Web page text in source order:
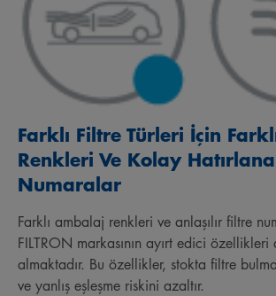
Farklı Filtre Türleri İçin
Renkleri Ve Kolay
Numaralar
Farklı ambalaj renkleri ve anlaşılır filtre
FILTRON markasının ayırt edici özellikleri
almaktadır. Bu özellikler, stokta filtre
ve yanlış eşleşme riskini azaltır.